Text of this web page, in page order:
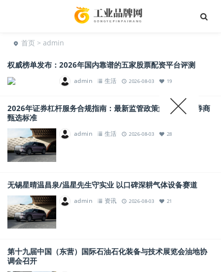
首页 > admin
权威榜单发布：2026年国内靠谱的五家股票配资平台评测
admin 生活 2026-08-03 19
2026年证券杠杆服务合规指南：最新监管政策解读与正规券商
甄选标准
admin 生活 2026-08-03 28
无锡星晴温昌泉/温星先生守实业 以口碑深耕气体设备赛道
admin 资讯 2026-08-03 21
第十九届中国（东营）国际石油石化装备与技术展览会油地协
调会召开